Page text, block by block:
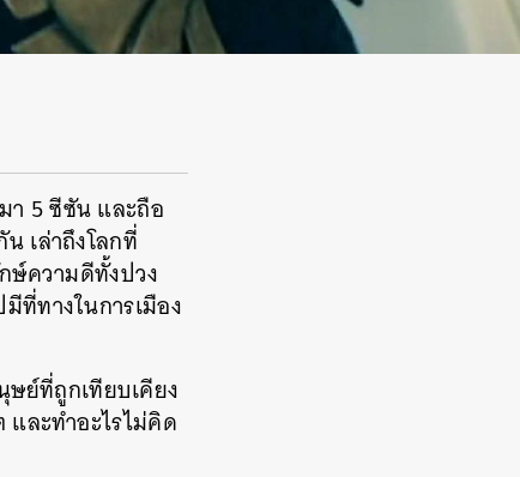
า 5 ซีซัน และถือ
เล่าถึงโลกที่
ษ์ความดีทั้งปวง
ที่ทางในการเมือง
ย์ที่ถูกเทียบเคียง
และทำอะไรไม่คิด